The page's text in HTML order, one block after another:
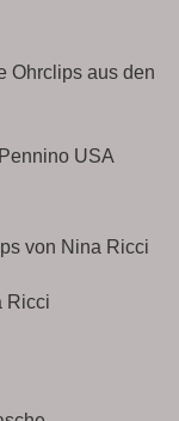
USA
Ricci